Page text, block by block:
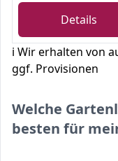
Details
ℹ️ Wir erhalten von
ggf. Provisionen
Welche
besten für